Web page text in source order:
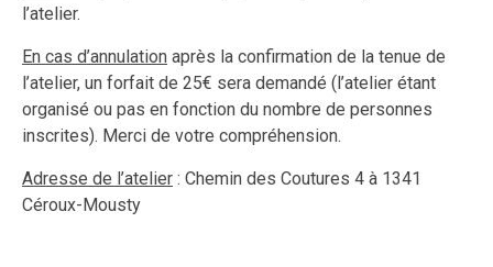
l’atelier.
En cas d’annulation après la confirmation de la tenue de
l’atelier, un forfait de 25€ sera demandé (l’atelier étant
organisé ou pas en fonction du nombre de personnes
inscrites). Merci de votre compréhension.
Adresse de l’atelier : Chemin des Coutures 4 à 1341
Céroux-Mousty